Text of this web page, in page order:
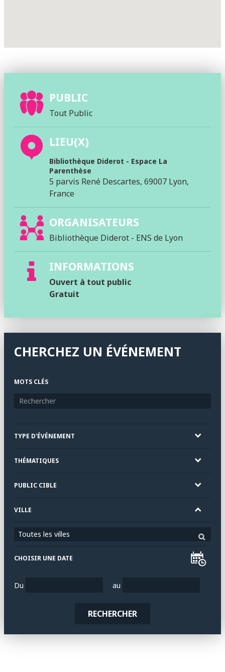
PUBLIC
Tout Public
LIEU(X)
Bibliothèque Diderot - Espace La
Parenthèse
5 parvis René Descartes, 69007 Lyon,
France
ORGANISATEURS
Bibliothèque Diderot - ENS de Lyon
INFORMATIONS
Ouvert à tout public
Gratuit
CHERCHEZ UN ÉVÉNEMENT
MOTS CLÉS
TYPE D'ÉVÉNEMENT
THÉMATIQUES
PUBLIC CIBLE
VILLE
Toutes les villes
CHOISIR UNE DATE
Du au
RECHERCHER